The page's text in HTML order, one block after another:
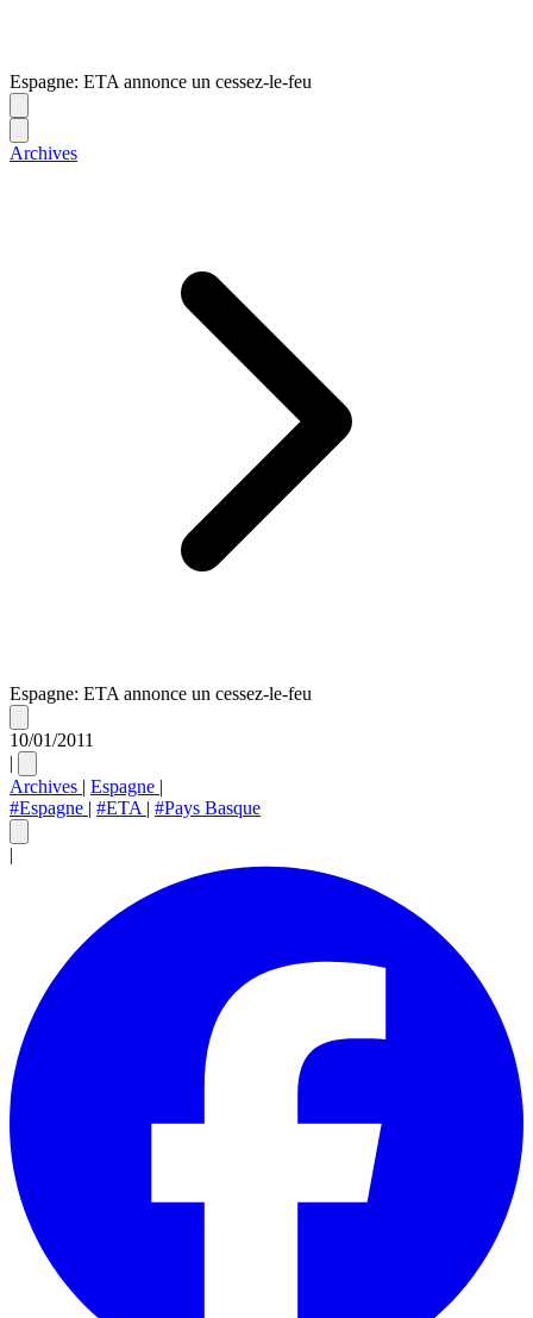
Espagne: ETA annonce un cessez-le-feu
Archives
Espagne: ETA annonce un cessez-le-feu
10/01/2011
|
Archives | Espagne |
#Espagne | #ETA | #Pays Basque
|